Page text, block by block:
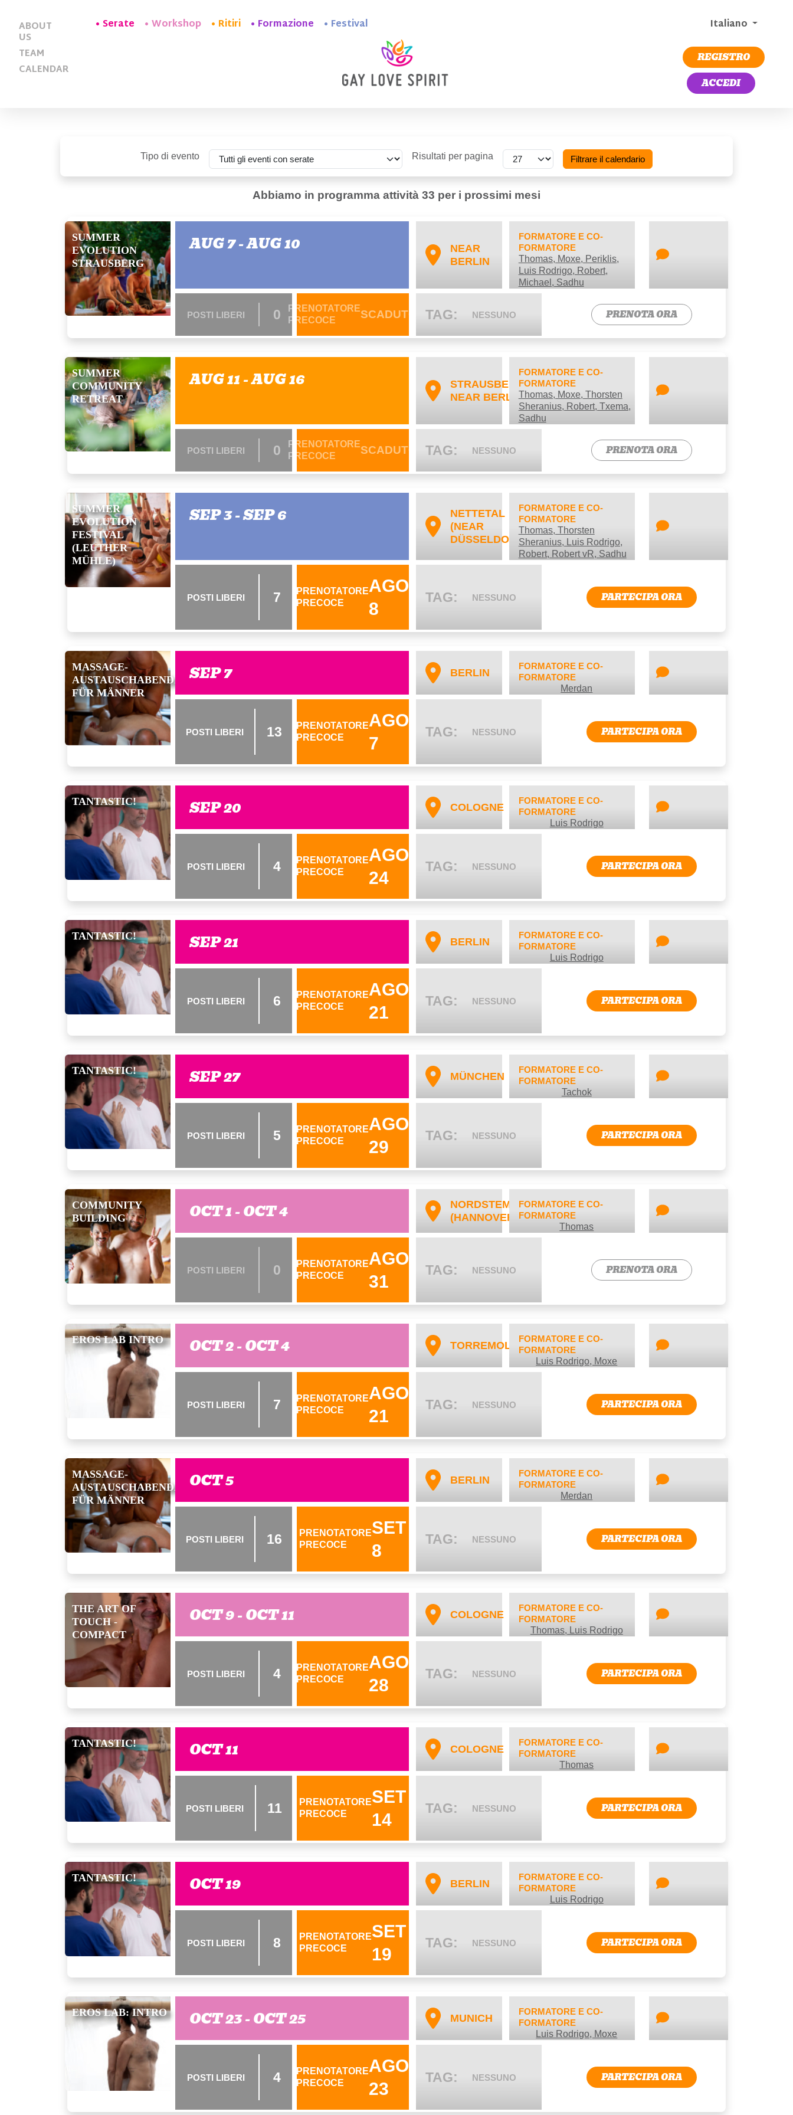
ABOUT
US
TEAM
CALENDAR
Serate Workshop Ritiri Formazione Festival Italiano
REGISTRO
ACCEDI
Tipo di evento Risultati per pagina Filtrare il calendario
Abbiamo in programma attività 33 per i prossimi mesi
SUMMER
EVOLUTION
STRAUSBERG
AUG 7 - AUG 10
NEAR
BERLIN
FORMATORE E CO-
FORMATORE
Thomas, Moxe, Periklis,
Luis Rodrigo, Robert,
Michael, Sadhu
POSTI LIBERI 0
PRENOTATORE
PRECOCE
SCADUTO TAG: NESSUNO PRENOTA ORA
SUMMER
COMMUNITY
RETREAT
AUG 11 - AUG 16
STRAUSBERG,
NEAR BERLIN
FORMATORE E CO-
FORMATORE
Thomas, Moxe, Thorsten
Sheranius, Robert, Txema,
Sadhu
POSTI LIBERI 0
PRENOTATORE
PRECOCE
SCADUTO TAG: NESSUNO PRENOTA ORA
SUMMER
EVOLUTION
FESTIVAL
(LEUTHER
MÜHLE)
SEP 3 - SEP 6
NETTETAL
(NEAR
DÜSSELDORF)
FORMATORE E CO-
FORMATORE
Thomas, Thorsten
Sheranius, Luis Rodrigo,
Robert, Robert vR, Sadhu
POSTI LIBERI 7
PRENOTATORE
PRECOCE
AGO
8
TAG: NESSUNO PARTECIPA ORA
MASSAGE-
AUSTAUSCHABENDE
FÜR MÄNNER
SEP 7 BERLIN
FORMATORE E CO-
FORMATORE
Merdan
POSTI LIBERI 13
PRENOTATORE
PRECOCE
AGO
7
TAG: NESSUNO PARTECIPA ORA
TANTASTIC! SEP 20 COLOGNE
FORMATORE E CO-
FORMATORE
Luis Rodrigo
POSTI LIBERI 4
PRENOTATORE
PRECOCE
AGO
24
TAG: NESSUNO PARTECIPA ORA
TANTASTIC! SEP 21 BERLIN
FORMATORE E CO-
FORMATORE
Luis Rodrigo
POSTI LIBERI 6
PRENOTATORE
PRECOCE
AGO
21
TAG: NESSUNO PARTECIPA ORA
TANTASTIC! SEP 27 MÜNCHEN
FORMATORE E CO-
FORMATORE
Tachok
POSTI LIBERI 5
PRENOTATORE
PRECOCE
AGO
29
TAG: NESSUNO PARTECIPA ORA
COMMUNITY
BUILDING
OCT 1 - OCT 4
NORDSTEMMEN
(HANNOVER)
FORMATORE E CO-
FORMATORE
Thomas
POSTI LIBERI 0
PRENOTATORE
PRECOCE
AGO
31
TAG: NESSUNO PRENOTA ORA
EROS LAB INTRO OCT 2 - OCT 4 TORREMOLINOS
FORMATORE E CO-
FORMATORE
Luis Rodrigo, Moxe
POSTI LIBERI 7
PRENOTATORE
PRECOCE
AGO
21
TAG: NESSUNO PARTECIPA ORA
MASSAGE-
AUSTAUSCHABENDE
FÜR MÄNNER
OCT 5 BERLIN
FORMATORE E CO-
FORMATORE
Merdan
POSTI LIBERI 16
PRENOTATORE
PRECOCE
SET
8
TAG: NESSUNO PARTECIPA ORA
THE ART OF
TOUCH -
COMPACT
OCT 9 - OCT 11 COLOGNE
FORMATORE E CO-
FORMATORE
Thomas, Luis Rodrigo
POSTI LIBERI 4
PRENOTATORE
PRECOCE
AGO
28
TAG: NESSUNO PARTECIPA ORA
TANTASTIC! OCT 11 COLOGNE
FORMATORE E CO-
FORMATORE
Thomas
POSTI LIBERI 11
PRENOTATORE
PRECOCE
SET
14
TAG: NESSUNO PARTECIPA ORA
TANTASTIC! OCT 19 BERLIN
FORMATORE E CO-
FORMATORE
Luis Rodrigo
POSTI LIBERI 8
PRENOTATORE
PRECOCE
SET
19
TAG: NESSUNO PARTECIPA ORA
EROS LAB: INTRO OCT 23 - OCT 25 MUNICH
FORMATORE E CO-
FORMATORE
Luis Rodrigo, Moxe
POSTI LIBERI 4
PRENOTATORE
PRECOCE
AGO
23
TAG: NESSUNO PARTECIPA ORA